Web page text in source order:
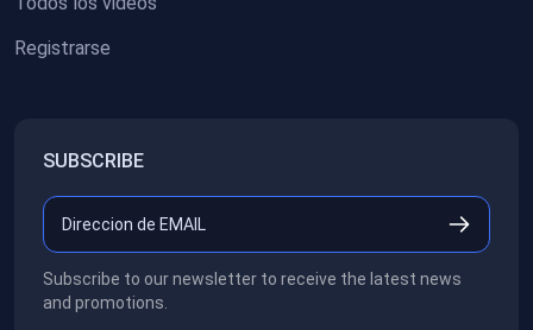
Registrarse
SUBSCRIBE
Subscribe to our newsletter to receive the latest news
and promotions.